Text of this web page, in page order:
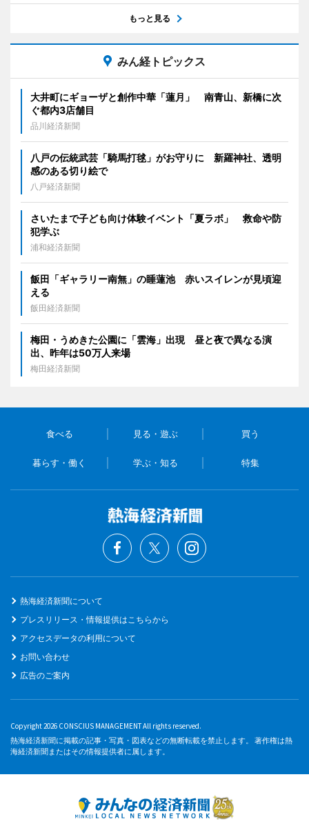
もっと見る
みん経トピックス
大井町にギョーザと創作中華「蓮月」 南青山、新橋に次
ぐ都内3店舗目
品川経済新聞
八戸の伝統武芸「騎馬打毬」がお守りに 新羅神社、透明
感のある切り絵で
八戸経済新聞
さいたまで子ども向け体験イベント「夏ラボ」 救命や防
犯学ぶ
浦和経済新聞
飯田「ギャラリー南無」の睡蓮池 赤いスイレンが見頃迎
える
飯田経済新聞
梅田・うめきた公園に「雲海」出現 昼と夜で異なる演
出、昨年は50万人来場
梅田経済新聞
食べる 見る・遊ぶ 買う
暮らす・働く 学ぶ・知る 特集
熱海経済新聞について
プレスリリース・情報提供はこちらから
アクセスデータの利用について
お問い合わせ
広告のご案内
Copyright 2026 CONSCIUS MANAGEMENT All rights reserved.
熱海経済新聞に掲載の記事・写真・図表などの無断転載を禁止します。 著作権は熱
海経済新聞またはその情報提供者に属します。